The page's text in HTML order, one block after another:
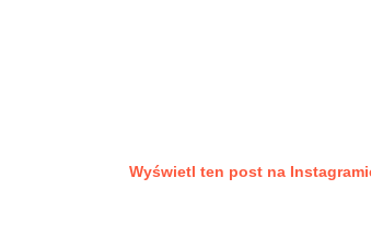
Wyświetl ten post na